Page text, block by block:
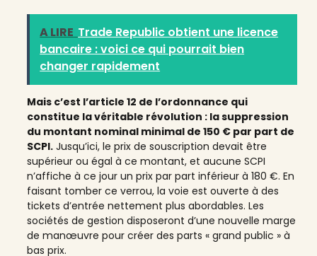
A LIRE Trade Republic obtient une licence
bancaire : voici ce qui pourrait bien
changer rapidement
Mais c’est l’article 12 de l’ordonnance qui
constitue la véritable révolution : la suppression
du montant nominal minimal de 150 € par part de
SCPI. Jusqu’ici, le prix de souscription devait être
supérieur ou égal à ce montant, et aucune SCPI
n’affiche à ce jour un prix par part inférieur à 180 €. En
faisant tomber ce verrou, la voie est ouverte à des
tickets d’entrée nettement plus abordables. Les
sociétés de gestion disposeront d’une nouvelle marge
de manœuvre pour créer des parts « grand public » à
bas prix.